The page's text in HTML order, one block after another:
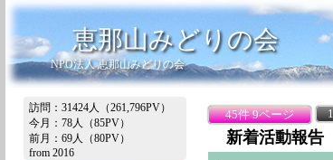
恵那山みどりの会
NPO法人 恵那山みどりの会
訪問：31424人（261,796PV）
今月：78人（85PV）
前月：69人（80PV）
from 2016
45件 9ページ 1
新着活動報告